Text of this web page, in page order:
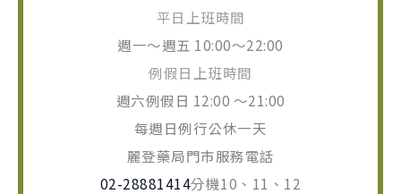
平日上班時間
週一～週五 10:00～22:00
例假日上班時間
週六例假日 12:00 ～21:00
每週日例行公休一天
麗登藥局門市服務電話
02-28881414分機10、11、12